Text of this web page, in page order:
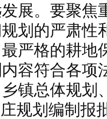
展。要聚焦
划的严肃性
严格的耕地
容符合各项
镇总体规划
规划编制报